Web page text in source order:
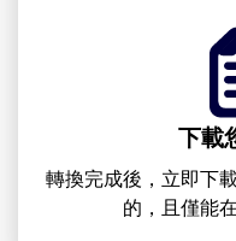
下載
轉換完成後，立即下
的，且僅能